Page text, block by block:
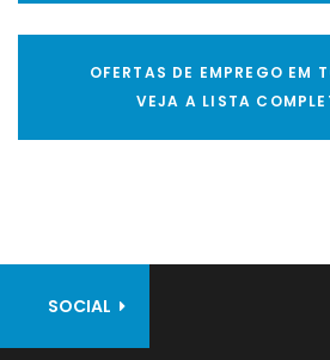
OFERTAS DE EMPREGO EM
VEJA A LISTA
SOCIAL